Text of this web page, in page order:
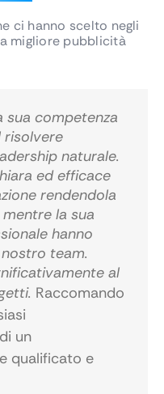
ci hanno scelto negli
migliore pubblicità
sua competenza
risolvere
naturale.
ed efficace
rendendola
la sua
hanno
team.
al
Raccomando
un
qualificato e